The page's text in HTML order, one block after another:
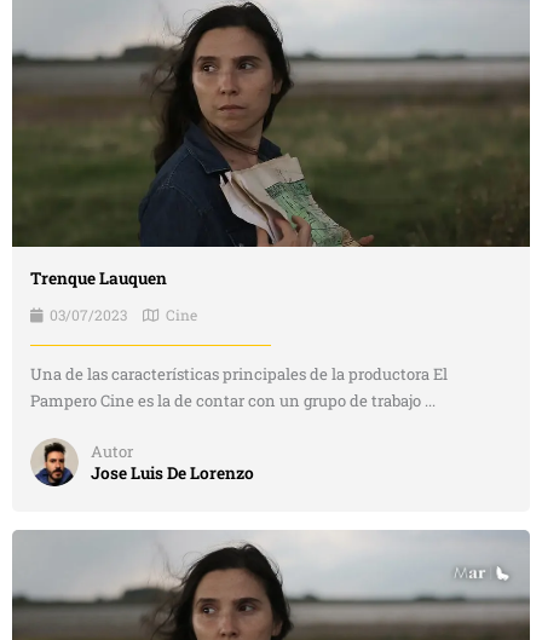
Trenque Lauquen
03/07/2023 Cine
Una de las características principales de la productora El
Pampero Cine es la de contar con un grupo de trabajo ...
Autor
Jose Luis De Lorenzo